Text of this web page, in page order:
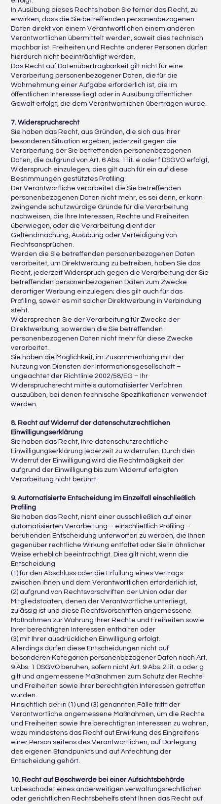
In Ausübung dieses Rechts haben Sie ferner das Recht, zu
erwirken, dass die Sie betreffenden personenbezogenen
Daten direkt von einem Verantwortlichen einem anderen
Verantwortlichen übermittelt werden, soweit dies technisch
machbar ist. Freiheiten und Rechte anderer Personen dürfen
hierdurch nicht beeinträchtigt werden.
Das Recht auf Datenübertragbarkeit gilt nicht für eine
Verarbeitung personenbezogener Daten, die für die
Wahrnehmung einer Aufgabe erforderlich ist, die im
öffentlichen Interesse liegt oder in Ausübung öffentlicher
Gewalt erfolgt, die dem Verantwortlichen übertragen wurde.
7. Widerspruchsrecht
Sie haben das Recht, aus Gründen, die sich aus ihrer
besonderen Situation ergeben, jederzeit gegen die
Verarbeitung der Sie betreffenden personenbezogenen
Daten, die aufgrund von Art. 6 Abs. 1 lit. e oder f DSGVO erfolgt,
Widerspruch einzulegen; dies gilt auch für ein auf diese
Bestimmungen gestütztes Profiling.
Der Verantwortliche verarbeitet die Sie betreffenden
personenbezogenen Daten nicht mehr, es sei denn, er kann
zwingende schutzwürdige Gründe für die Verarbeitung
nachweisen, die Ihre Interessen, Rechte und Freiheiten
überwiegen, oder die Verarbeitung dient der
Geltendmachung, Ausübung oder Verteidigung von
Rechtsansprüchen.
Werden die Sie betreffenden personenbezogenen Daten
verarbeitet, um Direktwerbung zu betreiben, haben Sie das
Recht, jederzeit Widerspruch gegen die Verarbeitung der Sie
betreffenden personenbezogenen Daten zum Zwecke
derartiger Werbung einzulegen; dies gilt auch für das
Profiling, soweit es mit solcher Direktwerbung in Verbindung
steht.
Widersprechen Sie der Verarbeitung für Zwecke der
Direktwerbung, so werden die Sie betreffenden
personenbezogenen Daten nicht mehr für diese Zwecke
verarbeitet.
Sie haben die Möglichkeit, im Zusammenhang mit der
Nutzung von Diensten der Informationsgesellschaft –
ungeachtet der Richtlinie 2002/58/EG – Ihr
Widerspruchsrecht mittels automatisierter Verfahren
auszuüben, bei denen technische Spezifikationen verwendet
werden.
8. Recht auf Widerruf der datenschutzrechtlichen
Einwilligungserklärung
Sie haben das Recht, Ihre datenschutzrechtliche
Einwilligungserklärung jederzeit zu widerrufen. Durch den
Widerruf der Einwilligung wird die Rechtmäßigkeit der
aufgrund der Einwilligung bis zum Widerruf erfolgten
Verarbeitung nicht berührt.
9. Automatisierte Entscheidung im Einzelfall einschließlich
Profiling
Sie haben das Recht, nicht einer ausschließlich auf einer
automatisierten Verarbeitung – einschließlich Profiling –
beruhenden Entscheidung unterworfen zu werden, die Ihnen
gegenüber rechtliche Wirkung entfaltet oder Sie in ähnlicher
Weise erheblich beeinträchtigt. Dies gilt nicht, wenn die
Entscheidung
(1) für den Abschluss oder die Erfüllung eines Vertrags
zwischen Ihnen und dem Verantwortlichen erforderlich ist,
(2) aufgrund von Rechtsvorschriften der Union oder der
Mitgliedstaaten, denen der Verantwortliche unterliegt,
zulässig ist und diese Rechtsvorschriften angemessene
Maßnahmen zur Wahrung Ihrer Rechte und Freiheiten sowie
Ihrer berechtigten Interessen enthalten oder
(3) mit Ihrer ausdrücklichen Einwilligung erfolgt.
Allerdings dürfen diese Entscheidungen nicht auf
besonderen Kategorien personenbezogener Daten nach Art.
9 Abs. 1 DSGVO beruhen, sofern nicht Art. 9 Abs. 2 lit. a oder g
gilt und angemessene Maßnahmen zum Schutz der Rechte
und Freiheiten sowie Ihrer berechtigten Interessen getroffen
wurden.
Hinsichtlich der in (1) und (3) genannten Fälle trifft der
Verantwortliche angemessene Maßnahmen, um die Rechte
und Freiheiten sowie Ihre berechtigten Interessen zu wahren,
wozu mindestens das Recht auf Erwirkung des Eingreifens
einer Person seitens des Verantwortlichen, auf Darlegung
des eigenen Standpunkts und auf Anfechtung der
Entscheidung gehört.
10. Recht auf Beschwerde bei einer Aufsichtsbehörde
Unbeschadet eines anderweitigen verwaltungsrechtlichen
oder gerichtlichen Rechtsbehelfs steht Ihnen das Recht auf